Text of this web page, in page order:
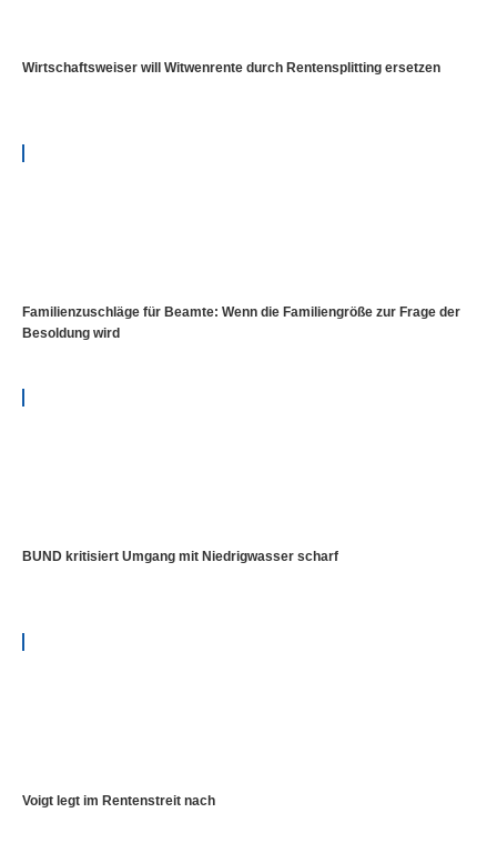
Wirtschaftsweiser will Witwenrente durch Rentensplitting ersetzen
Familienzuschläge für Beamte: Wenn die Familiengröße zur Frage der
Besoldung wird
BUND kritisiert Umgang mit Niedrigwasser scharf
Voigt legt im Rentenstreit nach